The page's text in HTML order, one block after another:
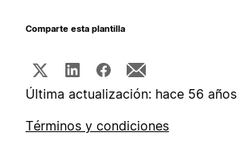
Comparte esta plantilla
Última actualización: hace 56 años
Términos y condiciones